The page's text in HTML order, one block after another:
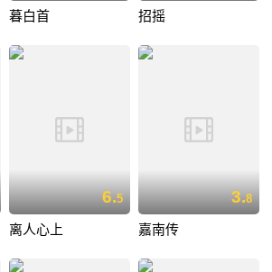
暮白首 招摇
6.5
离人心上
3.8
嘉南传